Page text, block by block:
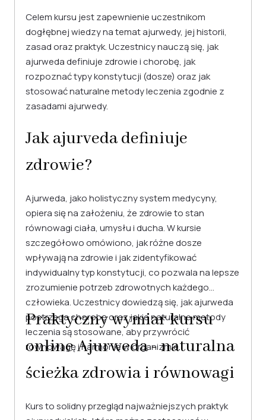
Celem kursu jest zapewnienie uczestnikom
dogłębnej wiedzy na temat ajurwedy, jej historii,
zasad oraz praktyk. Uczestnicy nauczą się, jak
ajurweda definiuje zdrowie i chorobę, jak
rozpoznać typy konstytucji (dosze) oraz jak
stosować naturalne metody leczenia zgodnie z
zasadami ajurwedy.
Jak ajurveda definiuje
zdrowie?
Ajurweda, jako holistyczny system medycyny,
opiera się na założeniu, że zdrowie to stan
równowagi ciała, umysłu i ducha. W kursie
szczegółowo omówiono, jak różne dosze
wpływają na zdrowie i jak zidentyfikować
indywidualny typ konstytucji, co pozwala na lepsze
zrozumienie potrzeb zdrowotnych każdego
człowieka. Uczestnicy dowiedzą się, jak ajurweda
postrzega chorobę oraz jakie naturalne metody
leczenia są stosowane, aby przywrócić
równowagę i harmonię w organizmie.
Praktyczny wymiar kursu
online Ajurweda - naturalna
ścieżka zdrowia i równowagi
Kurs to solidny przegląd najważniejszych praktyk